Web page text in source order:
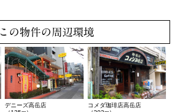
この物件の周辺環境
デニーズ高岳店
コメダ珈琲店高岳店